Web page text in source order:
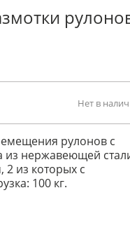
Нет в
рулонов с
нержавеющей
из которых с
100 кг.